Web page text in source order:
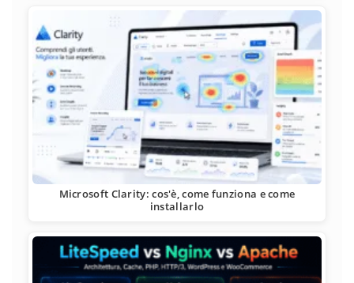
Microsoft Clarity: cos'è, come funziona e come
installarlo